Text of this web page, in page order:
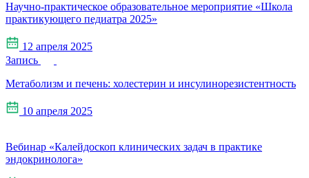
Научно-практическое образовательное мероприятие «Школа
практикующего педиатра 2025»
12 апреля 2025
Запись
Метаболизм и печень: холестерин и инсулинорезистентность
10 апреля 2025
Вебинар «Калейдоскоп клинических задач в практике
эндокринолога»